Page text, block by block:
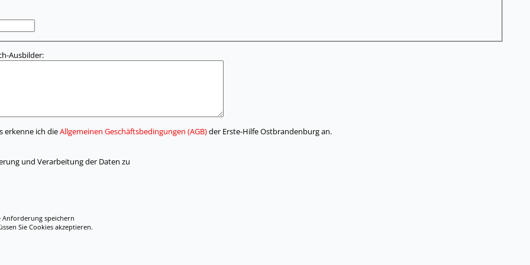
Ausbilder:
erkenne ich dieAllgemeinen Geschäftsbedingungen (AGB)der Erste-Hilfe Ostbrandenburg an.
und Verarbeitung der Daten zu
speichern
Sie Cookies akzeptieren.